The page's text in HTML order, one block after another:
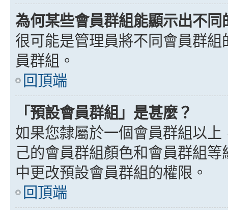
為何某些會員群組能顯示出不同
很可能是管理員將不同會員群
員群組。
回頂端
「預設會員群組」是甚麼？
如果您隸屬於一個會員群組以
己的會員群組顏色和會員群組
中更改預設會員群組的權限。
回頂端